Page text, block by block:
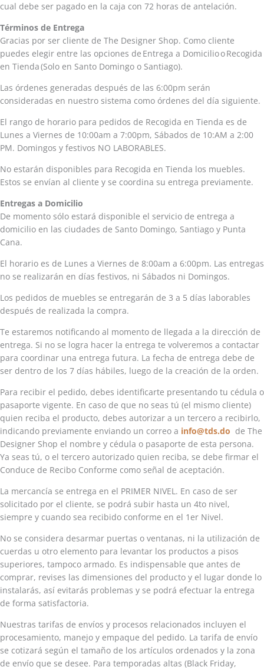
cual debe ser pagado en la caja con 72 horas de antelación.
Términos de Entrega
Gracias por ser cliente de The Designer Shop. Como cliente
puedes elegir entre las opciones de Entrega a Domicilio o Recogida
en Tienda (Solo en Santo Domingo o Santiago).
Las órdenes generadas después de las 6:00pm serán
consideradas en nuestro sistema como órdenes del día siguiente.
El rango de horario para pedidos de Recogida en Tienda es de
Lunes a Viernes de 10:00am a 7:00pm, Sábados de 10:AM a 2:00
PM. Domingos y festivos NO LABORABLES.
No estarán disponibles para Recogida en Tienda los muebles.
Estos se envían al cliente y se coordina su entrega previamente.
Entregas a Domicilio
De momento sólo estará disponible el servicio de entrega a
domicilio en las ciudades de Santo Domingo, Santiago y Punta
Cana.
El horario es de Lunes a Viernes de 8:00am a 6:00pm. Las entregas
no se realizarán en días festivos, ni Sábados ni Domingos.
Los pedidos de muebles se entregarán de 3 a 5 días laborables
después de realizada la compra.
Te estaremos notificando al momento de llegada a la dirección de
entrega. Si no se logra hacer la entrega te volveremos a contactar
para coordinar una entrega futura. La fecha de entrega debe de
ser dentro de los 7 días hábiles, luego de la creación de la orden.
Para recibir el pedido, debes identificarte presentando tu cédula o
pasaporte vigente. En caso de que no seas tú (el mismo cliente)
quien reciba el producto, debes autorizar a un tercero a recibirlo,
indicando previamente enviando un correo a info@tds.do de The
Designer Shop el nombre y cédula o pasaporte de esta persona.
Ya seas tú, o el tercero autorizado quien reciba, se debe firmar el
Conduce de Recibo Conforme como señal de aceptación.
La mercancía se entrega en el PRIMER NIVEL. En caso de ser
solicitado por el cliente, se podrá subir hasta un 4to nivel,
siempre y cuando sea recibido conforme en el 1er Nivel.
No se considera desarmar puertas o ventanas, ni la utilización de
cuerdas u otro elemento para levantar los productos a pisos
superiores, tampoco armado. Es indispensable que antes de
comprar, revises las dimensiones del producto y el lugar donde lo
instalarás, así evitarás problemas y se podrá efectuar la entrega
de forma satisfactoria.
Nuestras tarifas de envíos y procesos relacionados incluyen el
procesamiento, manejo y empaque del pedido. La tarifa de envío
se cotizará según el tamaño de los artículos ordenados y la zona
de envío que se desee. Para temporadas altas (Black Friday,